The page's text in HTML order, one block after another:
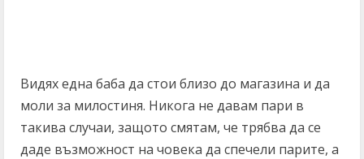
Видях една баба да стои близо до магазина и да
моли за милостиня. Никога не давам пари в
такива случаи, защото смятам, че трябва да се
даде възможност на човека да спечели парите, а